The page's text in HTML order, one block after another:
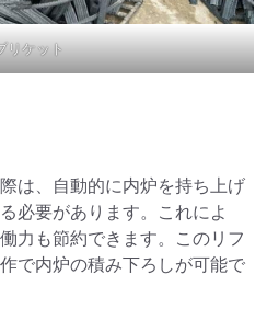
リケット
は、自動的に内炉を持ち上げ
必要があります。これによ
力も節約できます。このリフ
で内炉の積み下ろしが可能で